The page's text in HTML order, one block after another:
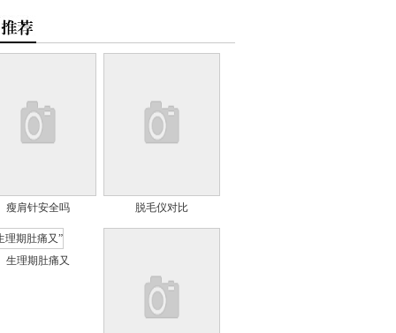
瘦肩针安全吗 脱毛仪对比
生理期肚痛又